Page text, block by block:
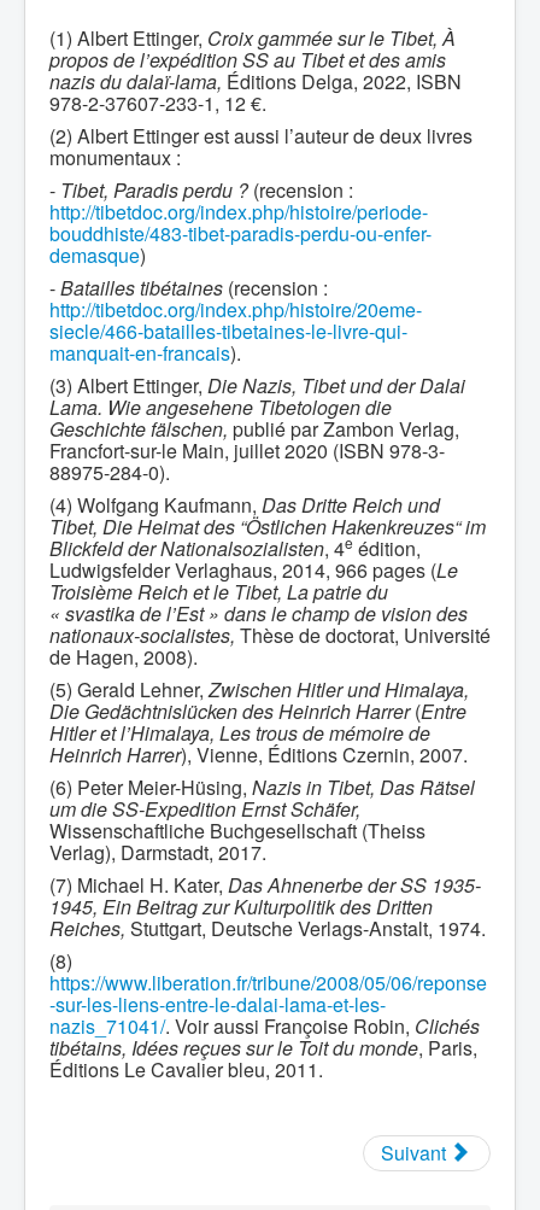
(1) Albert Ettinger, Croix gammée sur le Tibet, À
propos de l’expédition SS au Tibet et des amis
nazis du dalaï-lama, Éditions Delga, 2022, ISBN
978-2-37607-233-1, 12 €.
(2) Albert Ettinger est aussi l’auteur de deux livres
monumentaux :
- Tibet, Paradis perdu ?(recension :
http://tibetdoc.org/index.php/histoire/periode-
bouddhiste/483-tibet-paradis-perdu-ou-enfer-
demasque)
-Batailles tibétaines (recension :
http://tibetdoc.org/index.php/histoire/20eme-
siecle/466-batailles-tibetaines-le-livre-qui-
manquait-en-francais).
(3) Albert Ettinger, Die Nazis, Tibet und der Dalai
Lama. Wie angesehene Tibetologen die
Geschichte fälschen, publié par Zambon Verlag,
Francfort-sur-le Main, juillet 2020 (ISBN 978-3-
88975-284-0).
(4) Wolfgang Kaufmann, Das Dritte Reich und
Tibet, Die Heimat des “Östlichen Hakenkreuzes“ im
Blickfeld der Nationalsozialisten, 4e édition,
Ludwigsfelder Verlaghaus, 2014, 966 pages (Le
Troisième Reich et le Tibet, La patrie du
« svastika de l’Est » dans le champ de vision des
nationaux-socialistes, Thèse de doctorat, Université
de Hagen, 2008).
(5) Gerald Lehner,Zwischen Hitler und Himalaya,
Die Gedächtnislücken des Heinrich Harrer(Entre
Hitler et l’Himalaya, Les trous de mémoire de
Heinrich Harrer), Vienne, Éditions Czernin, 2007.
(6) Peter Meier-Hüsing, Nazis in Tibet, Das Rätsel
um die SS-Expedition Ernst Schäfer,
Wissenschaftliche Buchgesellschaft (Theiss
Verlag), Darmstadt, 2017.
(7) Michael H. Kater, Das Ahnenerbe der SS 1935-
1945, Ein Beitrag zur Kulturpolitik des Dritten
Reiches, Stuttgart, Deutsche Verlags-Anstalt, 1974.
(8)
https://www.liberation.fr/tribune/2008/05/06/reponse
-sur-les-liens-entre-le-dalai-lama-et-les-
nazis_71041/. Voir aussi Françoise Robin, Clichés
tibétains, Idées reçues sur le Toit du monde, Paris,
Éditions Le Cavalier bleu, 2011.
Suivant